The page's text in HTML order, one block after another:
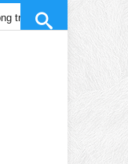
tháng 12/2024